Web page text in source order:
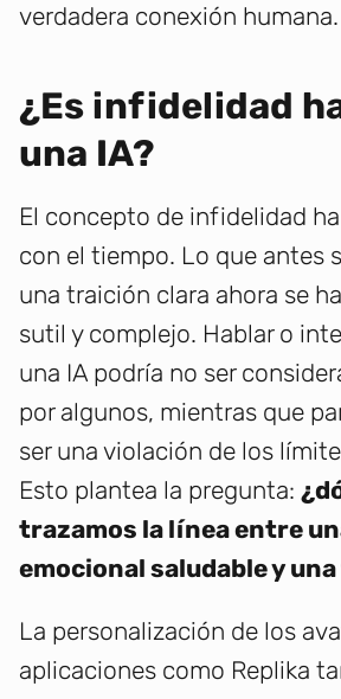
verdadera conexión humana.
¿Es infidelidad
una IA?
El concepto de infidelidad
con el tiempo. Lo que antes
una traición clara ahora se
sutil y complejo. Hablar o
una IA podría no ser
por algunos, mientras que
ser una violación de los
Esto plantea la pregunta:
trazamos la línea entre
emocional saludable y
La personalización de los
aplicaciones como Replika